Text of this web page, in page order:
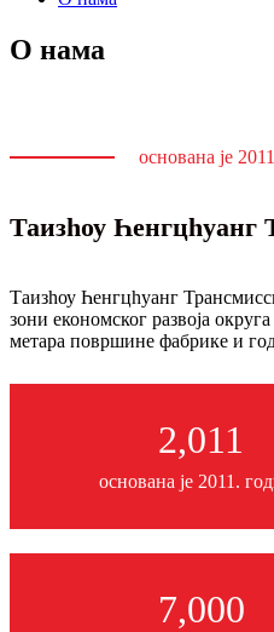
О нама
основана је
Таизһоу
Таизһоу Һенгцһуанг
зони економског развоја
метара површине фабрике и
2,011
основана је 2011.
7,000